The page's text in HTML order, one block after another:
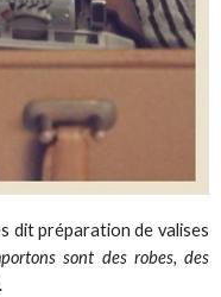
dit préparation de valises
sont des robes, des
.